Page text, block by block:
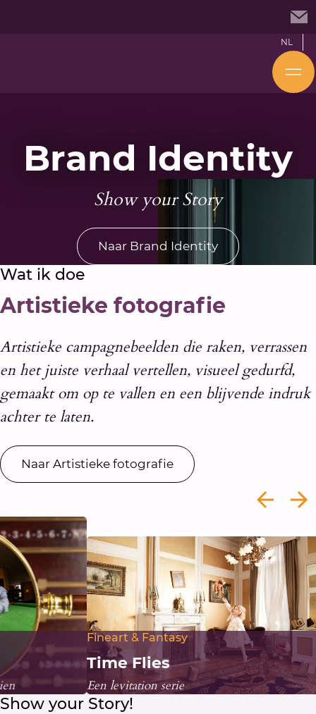
NL
Brand Identity
Show your Story
Naar Brand Identity
Wat ik doe
Artistieke fotografie
Artistieke campagnebeelden die raken, verrassen
en het juiste verhaal vertellen, visueel gedurfd,
gemaakt om op te vallen en een blijvende indruk
achter te laten.
Naar Artistieke fotografie
Fineart & Fantasy
Time Flies
Een levitation serie
Show your Story!